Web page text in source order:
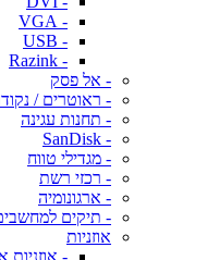
- VGA
- USB
- Razink
- אל פסק
- ראוטרים /
- תחנות עגינה
- SanDisk
- מגדילי טווח
- רכזי רשת
- ארגונומיה
- תיקים
אוזניות
- אוזניות